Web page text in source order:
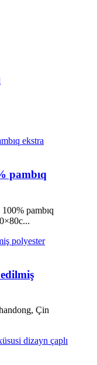
pambıq
pambıq
Çin